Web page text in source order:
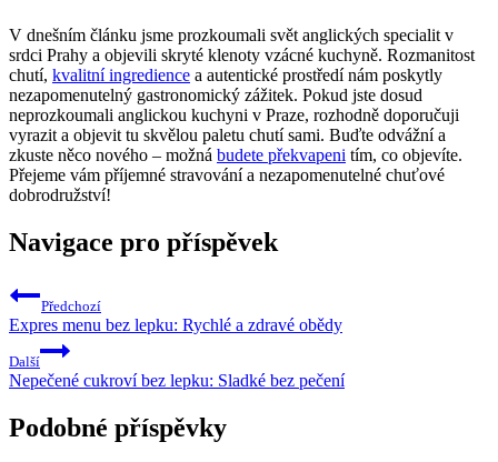
V dnešním článku jsme prozkoumali svět anglických specialit v
srdci Prahy a objevili skryté klenoty vzácné kuchyně. Rozmanitost
chutí, kvalitní ingredience a autentické prostředí nám poskytly
nezapomenutelný gastronomický zážitek. Pokud jste dosud
neprozkoumali anglickou kuchyni v Praze, rozhodně doporučuji
vyrazit a objevit tu skvělou paletu chutí sami. Buďte odvážní a
zkuste něco nového – možná budete překvapeni tím, co objevíte.
Přejeme vám příjemné stravování a nezapomenutelné chuťové
dobrodružství!
Navigace pro příspěvek
Předchozí
Expres menu bez lepku: Rychlé a zdravé obědy
Další
Nepečené cukroví bez lepku: Sladké bez pečení
Podobné příspěvky